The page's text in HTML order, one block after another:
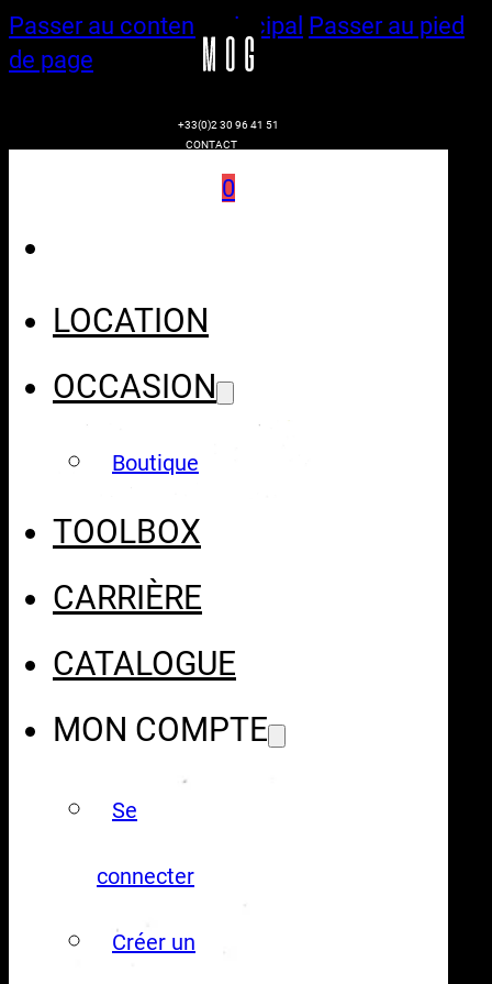
Passer au contenu principal Passer au pied
de page
+33(0)2 30 96 41 51
CONTACT
0
LOCATION
OCCASION
Boutique
TOOLBOX
CARRIÈRE
CATALOGUE
MON COMPTE
Se
connecter
Créer un